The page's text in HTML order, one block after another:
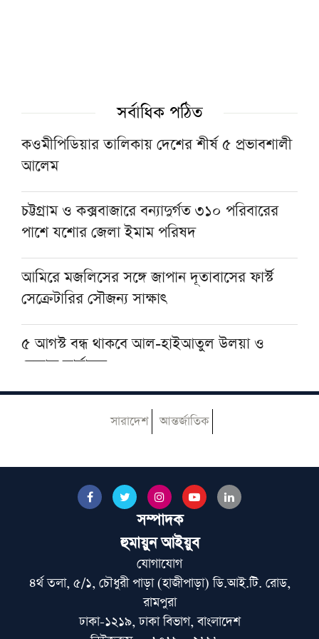
১৫ আগস্টের জাতীয় ওলামা-মাশায়েখ সম্মেলন
সফল করতে সাভারে মতবিনিময় সভা
নেতাকর্মীদের স্থানীয় সরকার নির্বাচনের প্রস্তুতির
নির্দেশনা জমিয়তের
যুক্তরাষ্ট্রের অস্ত্র ভাণ্ডার নিয়ে তথ্য ফাঁস, ক্ষুব্ধ ট্রাম্পের
কড়া বার্তা
সর্বাধিক পঠিত
কওমীপিডিয়ার তালিকায় দেশের শীর্ষ ৫ প্রভাবশালী
আলেম
চট্টগ্রাম ও কক্সবাজারে বন্যাদুর্গত ৩১০ পরিবারের
পাশে যশোর জেলা ইমাম পরিষদ
আমিরে মজলিসের সঙ্গে জাপান দূতাবাসের ফার্স্ট
সেক্রেটারির সৌজন্য সাক্ষাৎ
৫ আগস্ট বন্ধ থাকবে আল-হাইআতুল উলয়া ও
বেফাক কার্যালয়
হেজবুত তাওহীদ কেন ভ্রান্ত, কী তাদের আকিদা
বেফাকের ইবতিদাইয়া মারহালার মানবণ্টন নিয়ে
আজ ঢাকায় আসছেন দেওবন্দের মুহতামিম, জেনে
সারাদেশ আন্তর্জাতিক
সম্পাদক
হুমায়ুন আইয়ুব
যোগাযোগ
৪র্থ তলা, ৫/১, চৌধুরী পাড়া (হাজীপাড়া) ডি.আই.টি. রোড,
রামপুরা
ঢাকা-১২১৯, ঢাকা বিভাগ, বাংলাদেশ